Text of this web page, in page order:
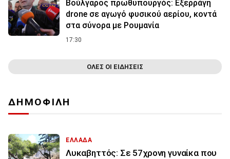
Βούλγαρος πρωθυπουργός: Εξερράγη
drone σε αγωγό φυσικού αερίου, κοντά
στα σύνορα με Ρουμανία
17:30
ΟΛΕΣ ΟΙ ΕΙΔΗΣΕΙΣ
ΔΗΜΟΦΙΛΗ
ΕΛΛΑΔΑ
Λυκαβηττός: Σε 57χρονη γυναίκα που